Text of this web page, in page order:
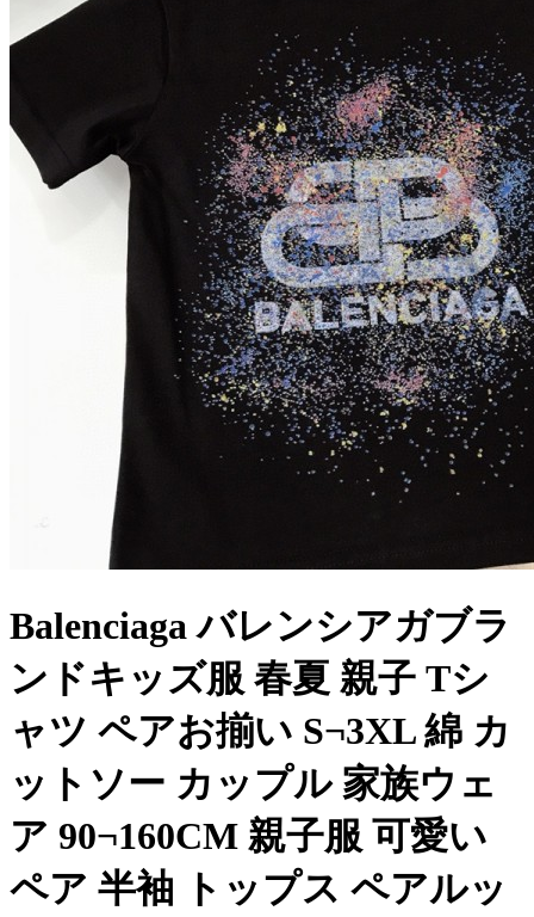
Balenciaga バレンシアガブラ
ンドキッズ服 春夏 親子 Tシ
ャツ ペアお揃い S¬3XL 綿 カ
ットソー カップル 家族ウェ
ア 90¬160CM 親子服 可愛い
ペア 半袖 トップス ペアルッ